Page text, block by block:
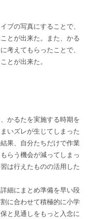
ブの写真にすることで、
とが出来た。また、かる
考えてもらったことで、
とが出来た。
かるたを実施する時期を
いズレが生じてしまった
果、自分たちだけで作業
らう機会が減ってしまっ
は行えたものの活用した
細にまとめ準備を早い段
に合わせて積極的に小学
と見通しをもっと入念に